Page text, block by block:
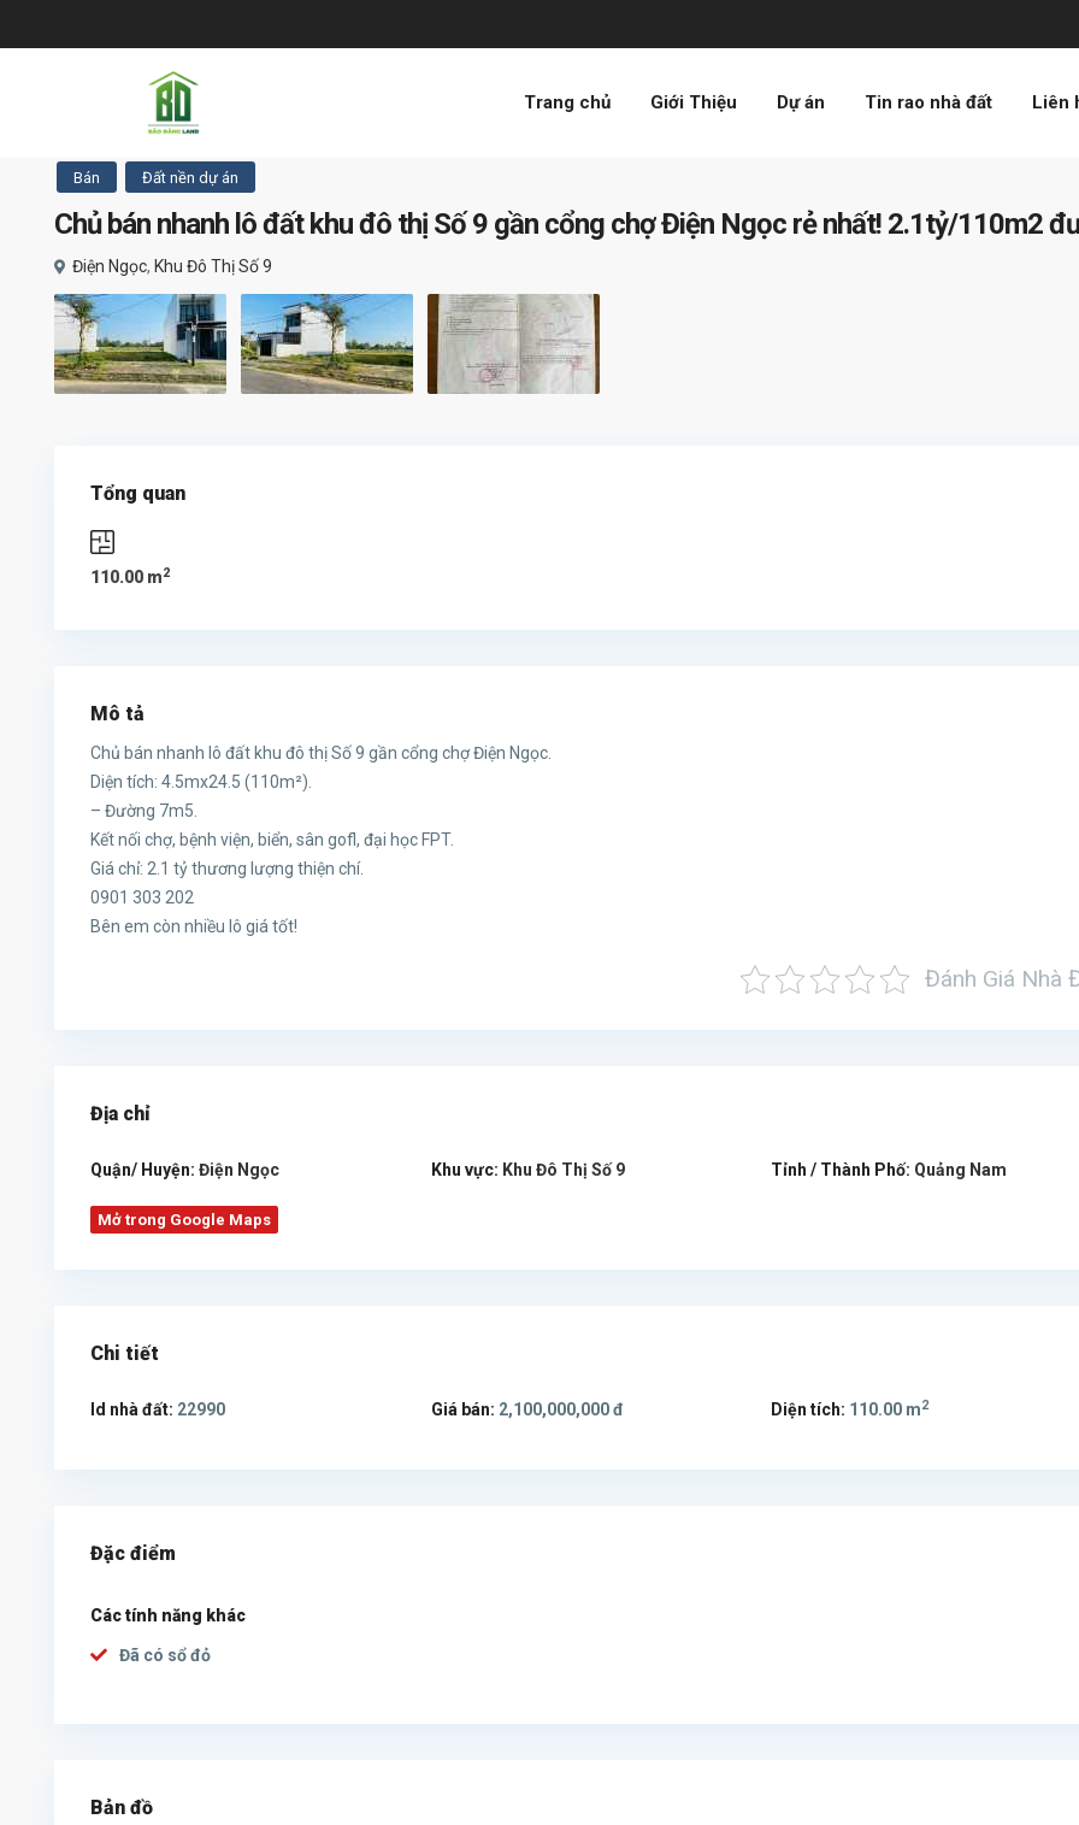
Trang chủ Giới Thiệu Dự án Tin rao nhà đất Liên
Bán Đất nền dự án
Chủ bán nhanh lô đất khu đô thị Số 9 gần cổng chợ Điện Ngọc rẻ nhất! 2.1tỷ/110m2
Điện Ngọc, Khu Đô Thị Số 9
Tổng quan
110.00 m2
Mô tả
Chủ bán nhanh lô đất khu đô thị Số 9 gần cổng chợ Điện Ngọc.
Diện tích: 4.5mx24.5 (110m²).
– Đường 7m5.
Kết nối chợ, bệnh viện, biển, sân gofl, đại học FPT.
Giá chỉ: 2.1 tỷ thương lượng thiện chí.
0901 303 202
Bên em còn nhiều lô giá tốt!
Đánh Giá Nhà
Địa chỉ
Quận/ Huyện: Điện Ngọc Khu vực: Khu Đô Thị Số 9 Tỉnh / Thành Phố: Quảng Nam
Mở trong Google Maps
Chi tiết
Id nhà đất: 22990 Giá bán: 2,100,000,000 đ Diện tích: 110.00 m2
Đặc điểm
Các tính năng khác
Đã có sổ đỏ
Bản đồ